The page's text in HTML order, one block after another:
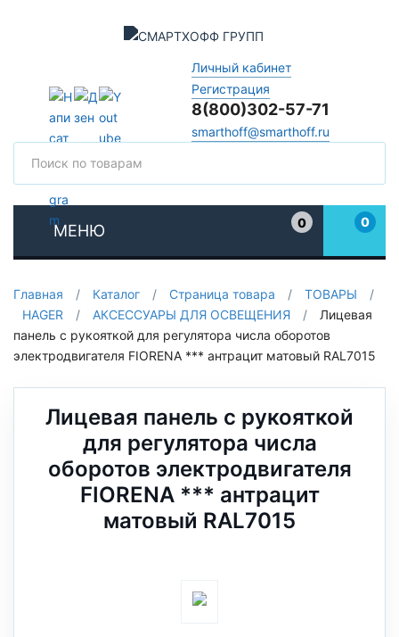
Личный кабинет
Регистрация
8(800)302-57-71
smarthoff@smarthoff.ru
МЕНЮ
0
0
Главная / Каталог / Страница товара / ТОВАРЫ
/
HAGER
/ АКСЕССУАРЫ ДЛЯ ОСВЕЩЕНИЯ /
Лицевая
панель с рукояткой для регулятора числа оборотов
электродвигателя FIORENA *** антрацит матовый RAL7015
Лицевая панель с рукояткой
для регулятора числа
оборотов электродвигателя
FIORENA *** антрацит
матовый RAL7015